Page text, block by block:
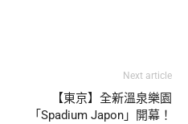
Next article
【東京】全新溫泉樂園
「Spadium Japon」開幕！